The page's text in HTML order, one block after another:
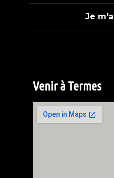
Venir à Termes